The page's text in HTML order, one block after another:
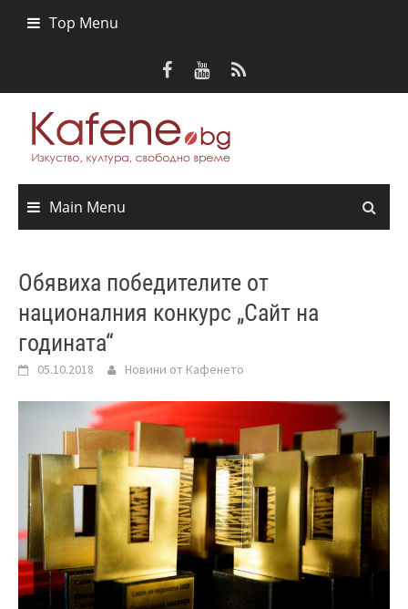
Top Menu
Main Menu
Обявиха победителите от
националния конкурс „Сайт на
годината“
05.10.2018 Новини от Кафенето